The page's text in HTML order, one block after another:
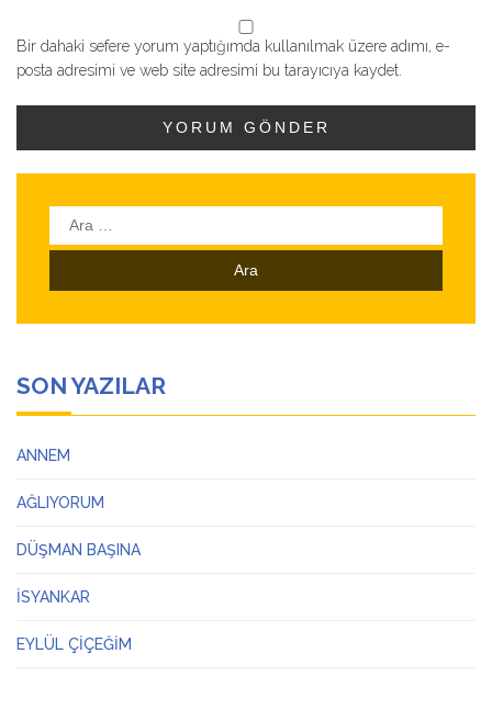
Bir dahaki sefere yorum yaptığımda kullanılmak üzere adımı, e-
posta adresimi ve web site adresimi bu tarayıcıya kaydet.
Arama:
SON YAZILAR
ANNEM
AĞLIYORUM
DÜŞMAN BAŞINA
İSYANKAR
EYLÜL ÇİÇEĞİM